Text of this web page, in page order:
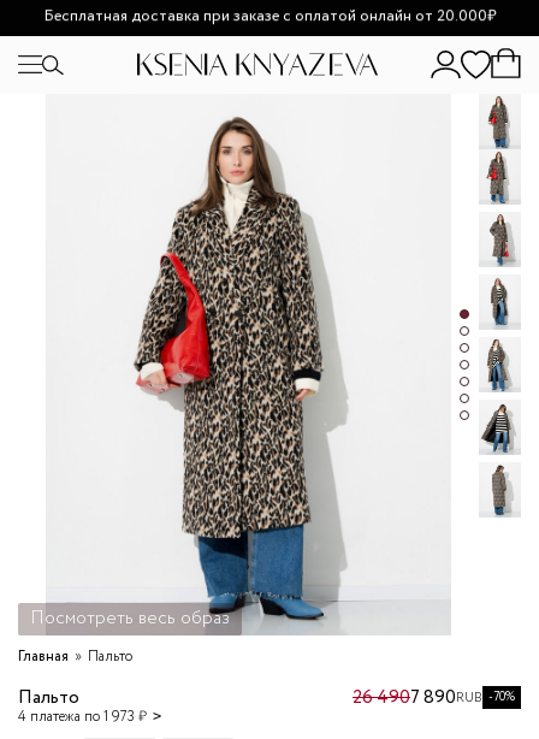
Возможно увеличение сроков доставки из-за высокой
Посмотреть весь образ
Главная Пальто
Пальто
4 платежа по 1 973 ₽
26 4907 890RUB -70%